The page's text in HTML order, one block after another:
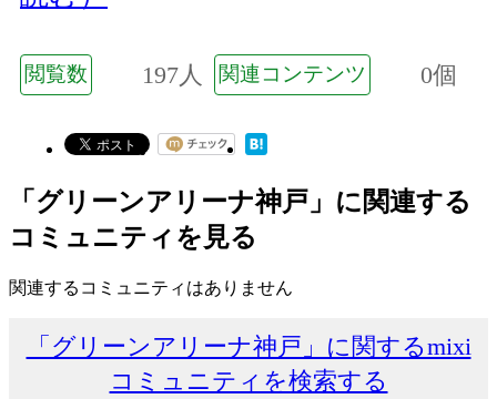
閲覧数 197人 関連コンテンツ 0個
「グリーンアリーナ神戸」に関連する
コミュニティを見る
関連するコミュニティはありません
「グリーンアリーナ神戸」に関するmixi
コミュニティを検索する